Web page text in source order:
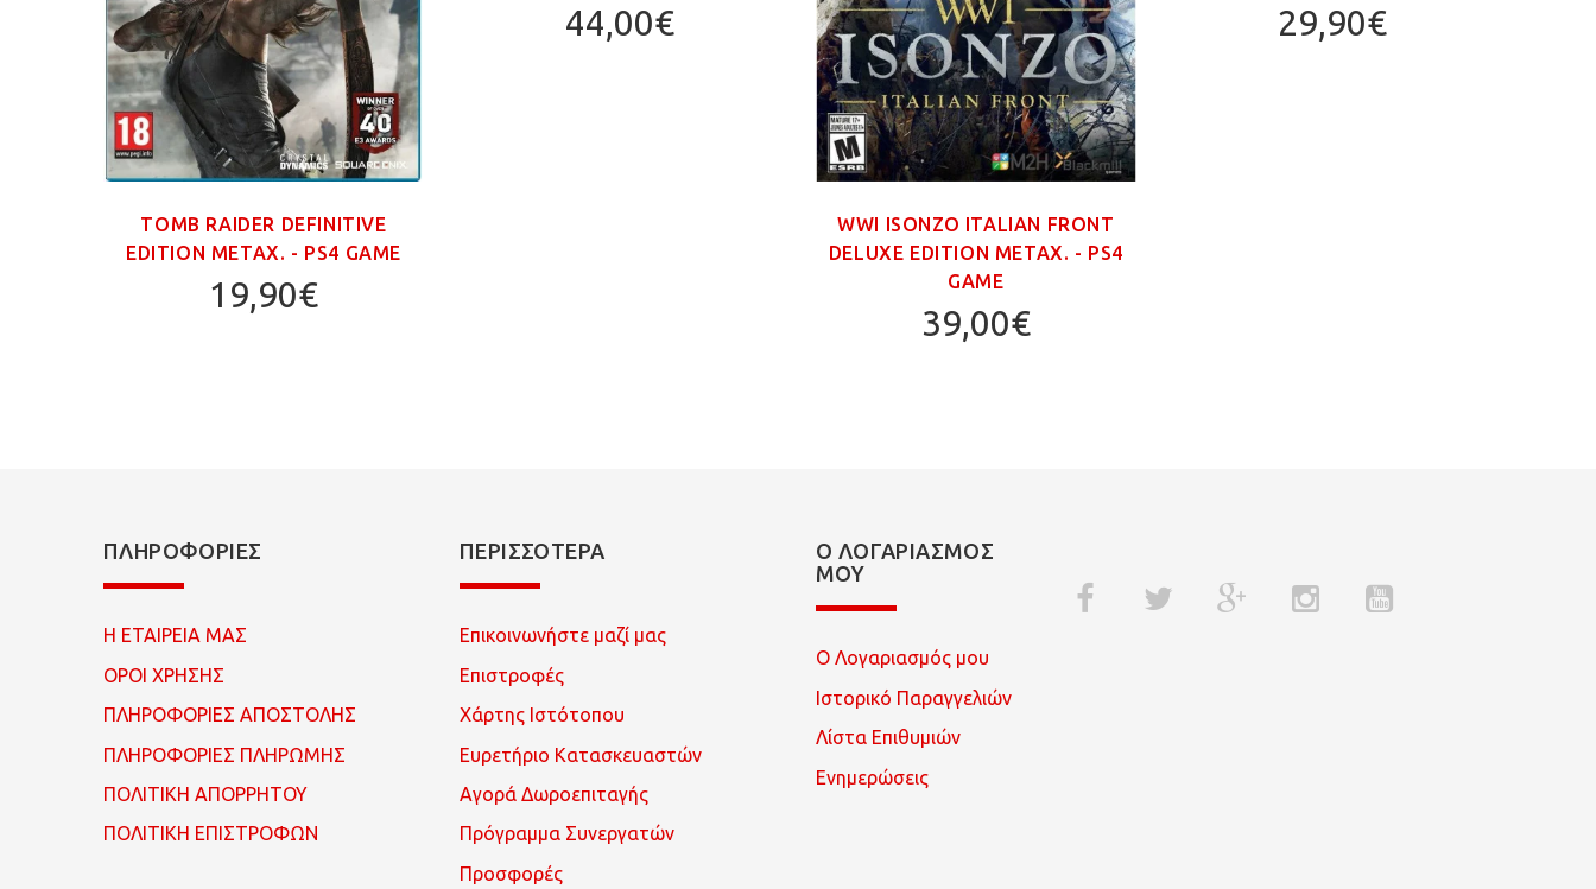
TOMB RAIDER DEFINITIVE
EDITION ΜΕΤΑΧ. - PS4 GAME
19,90€
44,00€
WWI ISONZO ITALIAN FRONT
DELUXE EDITION ΜΕΤΑΧ. - PS4
GAME
39,00€
29,90€
ΠΛΗΡΟΦΟΡΊΕΣ
Η ΕΤΑΙΡΕΙΑ ΜΑΣ
ΟΡΟΙ ΧΡΗΣΗΣ
ΠΛΗΡΟΦΟΡΙΕΣ ΑΠΟΣΤΟΛΗΣ
ΠΛΗΡΟΦΟΡΙΕΣ ΠΛΗΡΩΜΗΣ
ΠΟΛΙΤΙΚΗ ΑΠΟΡΡΗΤΟΥ
ΠΟΛΙΤΙΚΗ ΕΠΙΣΤΡΟΦΩΝ
ΠΕΡΙΣΣΌΤΕΡΑ
Επικοινωνήστε μαζί μας
Επιστροφές
Χάρτης Ιστότοπου
Ευρετήριο Κατασκευαστών
Αγορά Δωροεπιταγής
Πρόγραμμα Συνεργατών
Προσφορές
Ο ΛΟΓΑΡΙΑΣΜΌΣ
ΜΟΥ
Ο Λογαριασμός μου
Ιστορικό Παραγγελιών
Λίστα Επιθυμιών
Ενημερώσεις